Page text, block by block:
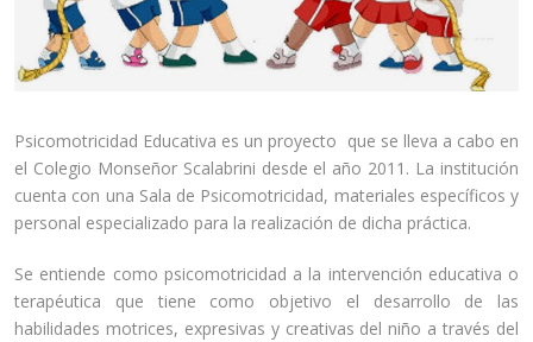
Psicomotricidad Educativa es un proyecto que se lleva a cabo en
el Colegio Monseñor Scalabrini desde el año 2011. La institución
cuenta con una Sala de Psicomotricidad, materiales específicos y
personal especializado para la realización de dicha práctica.
Se entiende como psicomotricidad a la intervención educativa o
terapéutica que tiene como objetivo el desarrollo de las
habilidades motrices, expresivas y creativas del niño a través del